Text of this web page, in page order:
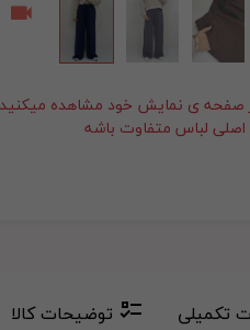
اصلی لباس متفاوت باشه
تکمیلی توضیحات کالا